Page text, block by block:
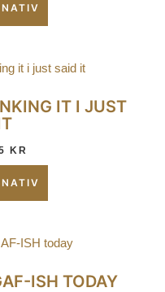
IT I JUST
KR
ISH TODAY